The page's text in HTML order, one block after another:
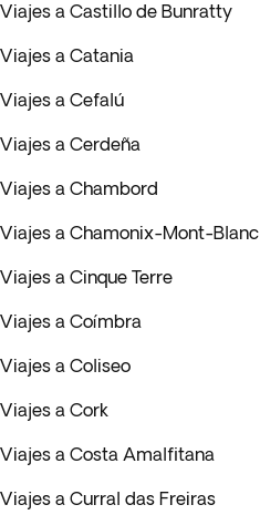
Viajes a Castillo de Bunratty
Viajes a Catania
Viajes a Cefalú
Viajes a Cerdeña
Viajes a Chambord
Viajes a Chamonix-Mont-Blanc
Viajes a Cinque Terre
Viajes a Coímbra
Viajes a Coliseo
Viajes a Cork
Viajes a Costa Amalfitana
Viajes a Curral das Freiras